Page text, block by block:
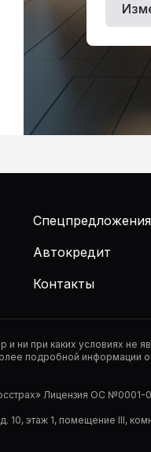
Автокредит
Контакты
ни при каких условиях не
подробной информации
Лицензия ОС №0001-
10, этаж 1, помещение III,